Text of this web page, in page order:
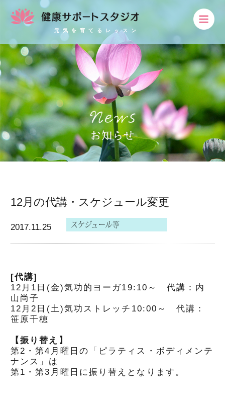
元気を育てるレッスン
12月の代講・スケジュール変更
2017.11.25
[代講]
12月1日(金)気功的ヨーガ19:10～ 代講：内
山尚子
12月2日(土)気功ストレッチ10:00～ 代講：
笹原千穂
【振り替え】
第2・第4月曜日の「ピラティス・ボディメンテ
ナンス」は
第1・第3月曜日に振り替えとなります。